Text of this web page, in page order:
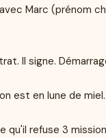
Marc (prénom
Il signe.
est en lune de
qu'il refuse 3